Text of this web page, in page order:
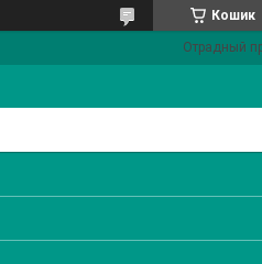
Кошик
Отрадный